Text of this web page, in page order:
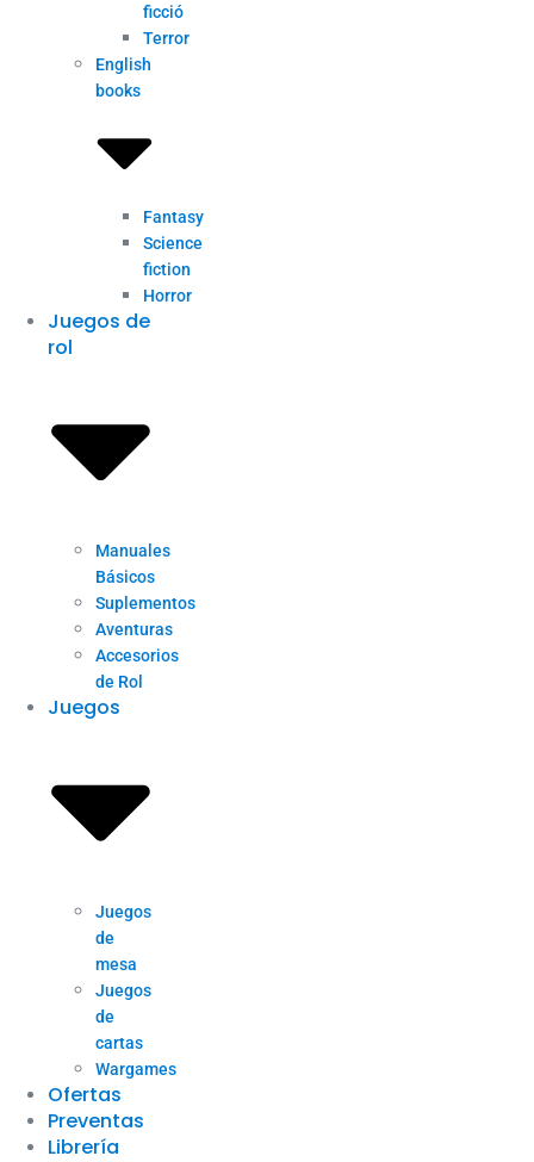
ficció
Terror
English
books
Fantasy
Science
fiction
Horror
Juegos de
rol
Manuales
Básicos
Suplementos
Aventuras
Accesorios
de Rol
Juegos
Juegos
de
mesa
Juegos
de
cartas
Wargames
Ofertas
Preventas
Librería